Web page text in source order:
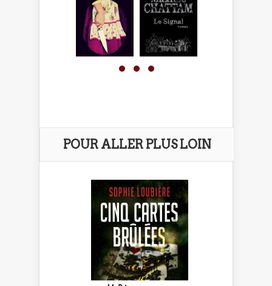
POUR ALLER PLUS LOIN